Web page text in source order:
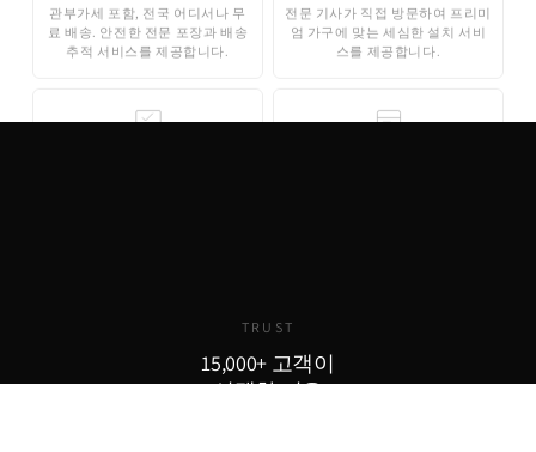
관부가세 포함, 전국 어디서나 무
료 배송. 안전한 전문 포장과 배송
추적 서비스를 제공합니다.
전문 기사가 직접 방문하여 프리미
엄 가구에 맞는 세심한 설치 서비
스를 제공합니다.
TRUST
15,000+ 고객이
선택한 이유